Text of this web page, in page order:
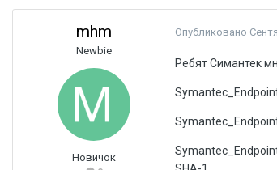
mhm
Newbie
Новичок
Опубликовано
Ребят Симантек